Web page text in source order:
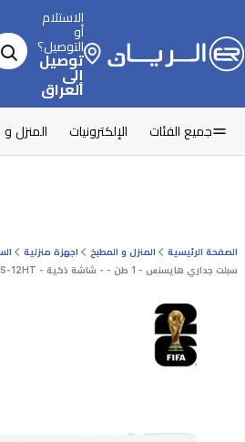
الاستلام
أو
التوصيل؟
توصيل
إلى
العراق
جميع الفئات الإلكترونيات المنزل و
الصفحة الرئيسية المنزل و المطبخ اجهزة منزلية
سبلت جداري هايسنس - 1 طن - - شاشة ذكية - QAS-12HT - أبيض